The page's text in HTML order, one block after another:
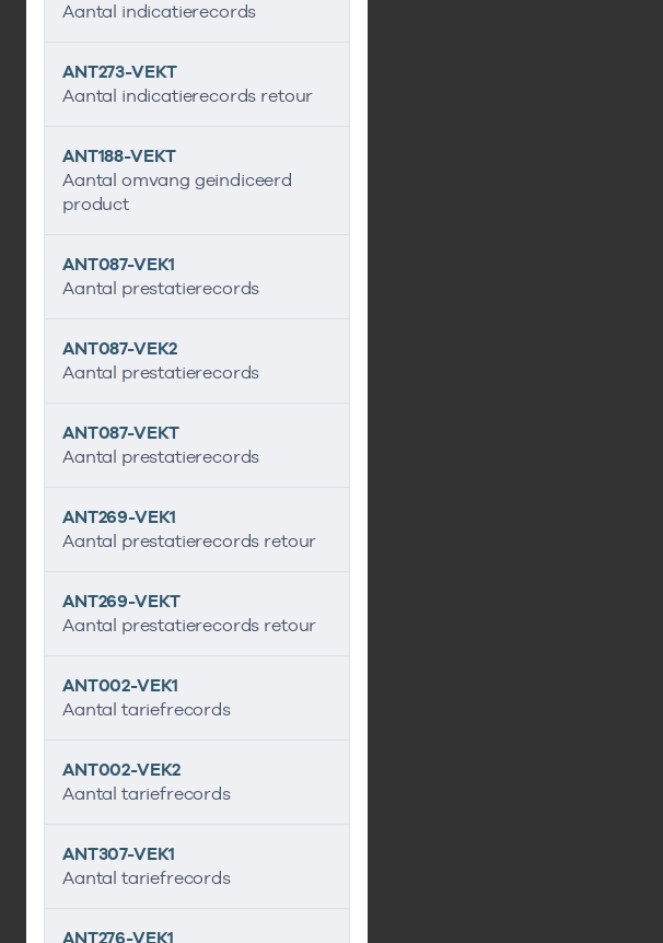
Aantal indicatierecords
ANT273-VEKT
Aantal indicatierecords retour
ANT188-VEKT
Aantal omvang geindiceerd
product
ANT087-VEK1
Aantal prestatierecords
ANT087-VEK2
Aantal prestatierecords
ANT087-VEKT
Aantal prestatierecords
ANT269-VEK1
Aantal prestatierecords retour
ANT269-VEKT
Aantal prestatierecords retour
ANT002-VEK1
Aantal tariefrecords
ANT002-VEK2
Aantal tariefrecords
ANT307-VEK1
Aantal tariefrecords
ANT276-VEK1